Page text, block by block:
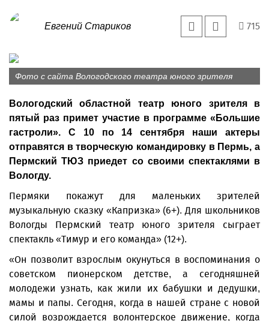
Евгений Стариков 715
Фото с сайта Вологодского театра юного зрителя
Вологодский областной театр юного зрителя в
пятый раз примет участие в программе «Большие
гастроли». С 10 по 14 сентября наши актеры
отправятся в творческую командировку в Пермь, а
Пермский ТЮЗ приедет со своими спектаклями в
Вологду.
Пермяки покажут для маленьких зрителей
музыкальную сказку «Капризка» (6+). Для школьников
Вологды Пермский театр юного зрителя сыграет
спектакль «Тимур и его команда» (12+).
«Он позволит взрослым окунуться в воспоминания о
советском пионерском детстве, а сегодняшней
молодежи узнать, как жили их бабушки и дедушки,
мамы и папы. Сегодня, когда в нашей стране с новой
силой возрождается волонтерское движение, когда